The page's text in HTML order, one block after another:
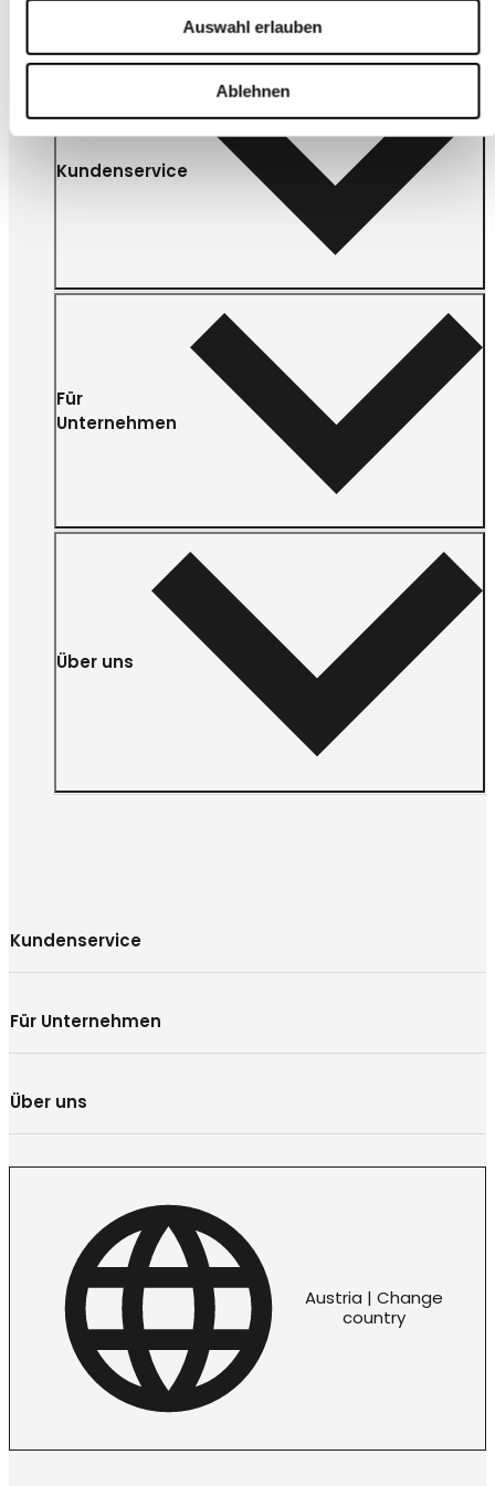
Auswahl erlauben
Ablehnen
Kundenservice
Für
Unternehmen
Über uns
Kundenservice
Für Unternehmen
Über uns
Austria | Change
country